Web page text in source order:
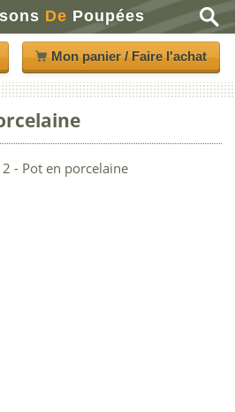
De Poupées
Mon panier / Faire l'achat